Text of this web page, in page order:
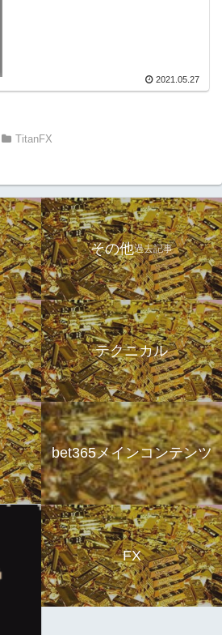
2021.05.27
TitanFX
その他過去記事
テクニカル
bet365メインコンテンツ
FX